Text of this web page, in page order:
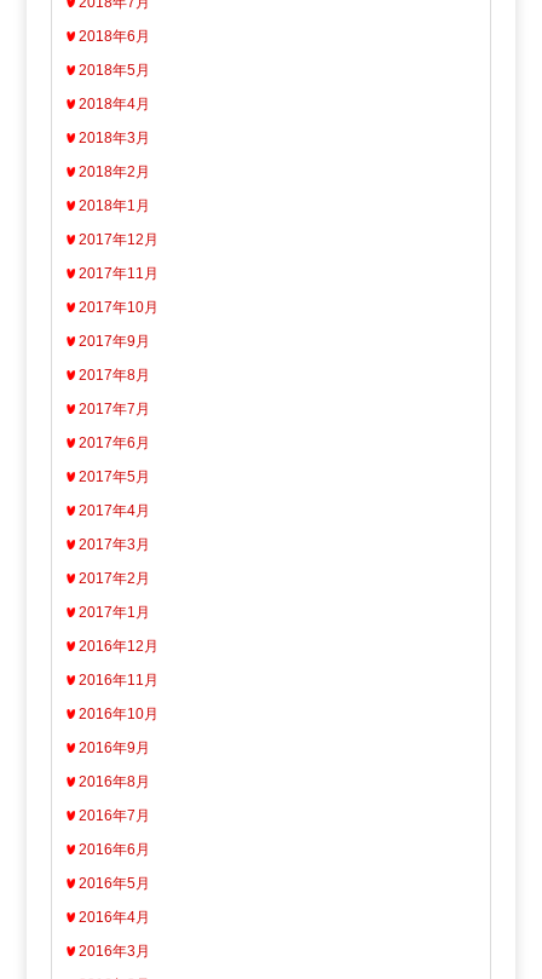
2018年6月
2018年5月
2018年4月
2018年3月
2018年2月
2018年1月
2017年12月
2017年11月
2017年10月
2017年9月
2017年8月
2017年7月
2017年6月
2017年5月
2017年4月
2017年3月
2017年2月
2017年1月
2016年12月
2016年11月
2016年10月
2016年9月
2016年8月
2016年7月
2016年6月
2016年5月
2016年4月
2016年3月